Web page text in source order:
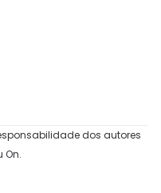
dos autores
On.